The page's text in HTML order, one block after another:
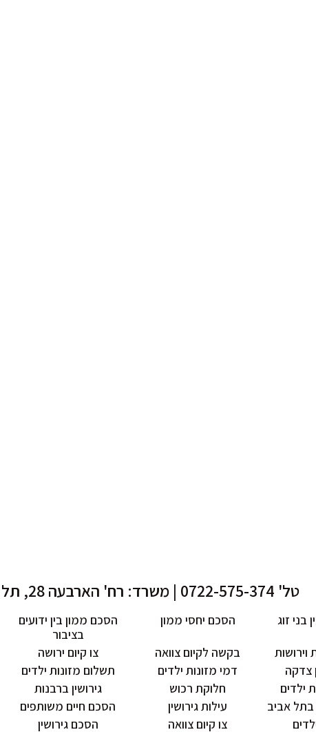
טל' 0722-575-374 | משרד: רח' הארבעה 28, תל אביב
בני זוג הסכם יחסי ממון
הסכם ממון בין ידועים
בציבור
וירושות בקשה לקיום צוואה צו קיום ירושה
צדקה דמי מזונות ילדים תשלום מזונות ילדים
ילדים חלוקת רכוש גירושין ברבנות
בתל אביב עילות גירושין הסכם חיים משותפים
צו קיום צוואה הסכם גירושין